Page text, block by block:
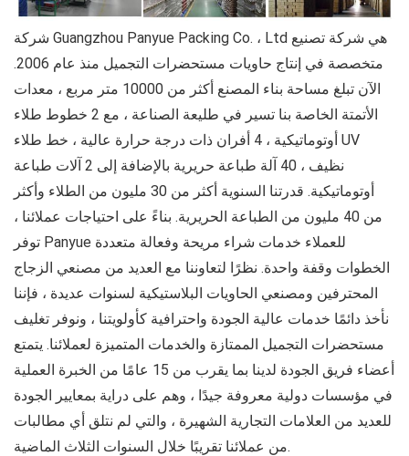
شركة Guangzhou Panyue Packing Co. ، Ltd هي شركة تصنيع
متخصصة في إنتاج حاويات مستحضرات التجميل منذ عام 2006.
الآن تبلغ مساحة بناء المصنع أكثر من 10000 متر مربع ، معدات
الأتمتة الخاصة بنا تسير في طليعة الصناعة ، مع 2 خطوط طلاء
أوتوماتيكية ، 4 أفران ذات درجة حرارة عالية ، خط طلاء UV
نظيف ، 40 آلة طباعة حريرية بالإضافة إلى 2 آلات طباعة
أوتوماتيكية. قدرتنا السنوية أكثر من 30 مليون من الطلاء وأكثر
من 40 مليون من الطباعة الحريرية. بناءً على احتياجات عملائنا ،
توفر Panyue للعملاء خدمات شراء مريحة وفعالة متعددة
الخطوات وقفة واحدة. نظرًا لتعاوننا مع العديد من مصنعي الزجاج
المحترفين ومصنعي الحاويات البلاستيكية لسنوات عديدة ، فإننا
نأخذ دائمًا خدمات عالية الجودة واحترافية كأولويتنا ، ونوفر تغليف
مستحضرات التجميل الممتازة والخدمات المتميزة لعملائنا. يتمتع
أعضاء فريق الجودة لدينا بما يقرب من 15 عامًا من الخبرة العملية
في مؤسسات دولية معروفة جيدًا ، وهم على دراية بمعايير الجودة
للعديد من العلامات التجارية الشهيرة ، والتي لم نتلق أي مطالبات
من عملائنا تقريبًا خلال السنوات الثلاث الماضية.